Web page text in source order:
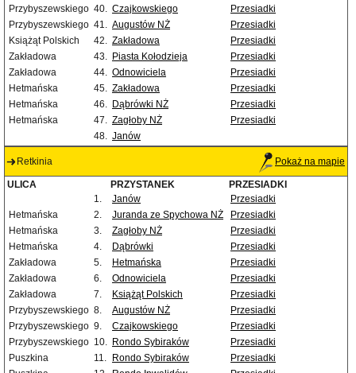
Przybyszewskiego 40. Czajkowskiego
Przesiadki
Przybyszewskiego 41. Augustów NŻ
Przesiadki
Książąt Polskich
42. Zakładowa
Przesiadki
Zakładowa
43. Piasta Kołodzieja
Przesiadki
Zakładowa
44. Odnowiciela
Przesiadki
Hetmańska
45. Zakładowa
Przesiadki
Hetmańska
46. Dąbrówki NŻ
Przesiadki
Hetmańska
47. Zagłoby NŻ
Przesiadki
48. Janów
Retkinia Pokaż na mapie
ULICA PRZYSTANEK
PRZESIADKI
1.
Janów
Przesiadki
Hetmańska
2. Juranda ze Spychowa NŻ
Przesiadki
Hetmańska
3. Zagłoby NŻ
Przesiadki
Hetmańska
4. Dąbrówki
Przesiadki
Zakładowa
5. Hetmańska
Przesiadki
Zakładowa
6. Odnowiciela
Przesiadki
Zakładowa
7. Książąt Polskich
Przesiadki
Przybyszewskiego 8. Augustów NŻ
Przesiadki
Przybyszewskiego 9. Czajkowskiego
Przesiadki
Przybyszewskiego 10. Rondo Sybiraków
Przesiadki
Puszkina
11. Rondo Sybiraków
Przesiadki